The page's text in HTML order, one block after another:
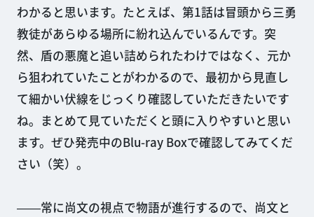
わかると思います。たとえば、第1話は冒頭から三勇
教徒があらゆる場所に紛れ込んでいるんです。突
然、盾の悪魔と追い詰められたわけではなく、元か
ら狙われていたことがわかるので、最初から見直し
て細かい伏線をじっくり確認していただきたいです
ね。まとめて見ていただくと頭に入りやすいと思い
ます。ぜひ発売中のBlu-ray Boxで確認してみてくだ
さい（笑）。
――常に尚文の視点で物語が進行するので、尚文と